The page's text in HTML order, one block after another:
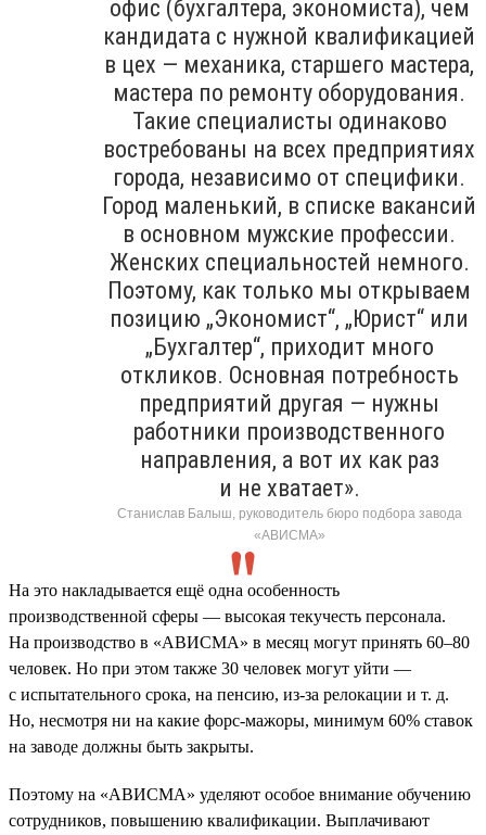
офис (бухгалтера, экономиста), чем
кандидата с нужной квалификацией
в цех — механика, старшего мастера,
мастера по ремонту оборудования.
Такие специалисты одинаково
востребованы на всех предприятиях
города, независимо от специфики.
Город маленький, в списке вакансий
в основном мужские профессии.
Женских специальностей немного.
Поэтому, как только мы открываем
позицию „Экономист“, „Юрист“ или
„Бухгалтер“, приходит много
откликов. Основная потребность
предприятий другая — нужны
работники производственного
направления, а вот их как раз
и не хватает».
Станислав Балыш, руководитель бюро подбора завода
«АВИСМА»
На это накладывается ещё одна особенность
производственной сферы — высокая текучесть персонала.
На производство в «АВИСМА» в месяц могут принять 60–80
человек. Но при этом также 30 человек могут уйти —
с испытательного срока, на пенсию, из-за релокации и т. д.
Но, несмотря ни на какие форс-мажоры, минимум 60% ставок
на заводе должны быть закрыты.
Поэтому на «АВИСМА» уделяют особое внимание обучению
сотрудников, повышению квалификации. Выплачивают